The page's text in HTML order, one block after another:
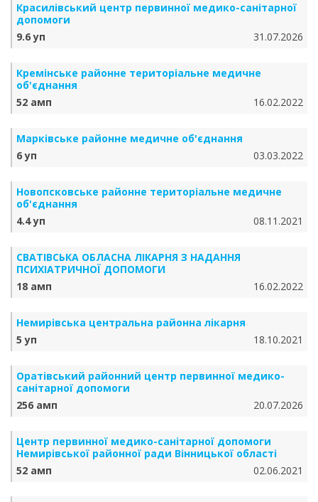
Красилівський центр первинної медико-санітарної
допомоги
9.6 уп
31.07.2026
Кремінське районне територіальне медичне
об'єднання
52 амп
16.02.2022
Марківське районне медичне об'єднання
6 уп
03.03.2022
Новопсковське районне територіальне медичне
об'єднання
4.4 уп
08.11.2021
СВАТІВСЬКА ОБЛАСНА ЛІКАРНЯ З НАДАННЯ
ПСИХІАТРИЧНОЇ ДОПОМОГИ
18 амп
16.02.2022
Немирівська центральна районна лікарня
5 уп
18.10.2021
Оратівський районний центр первинної медико-
санітарної допомоги
256 амп
20.07.2026
Центр первинної медико-санітарної допомоги
Немирівської районної ради Вінницької області
52 амп
02.06.2021